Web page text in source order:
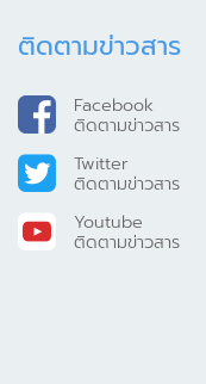
ติดตามข่าวสาร
Facebook
ติดตามข่าวสาร
Twitter
ติดตามข่าวสาร
Youtube
ติดตามข่าวสาร